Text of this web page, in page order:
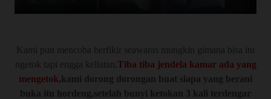
Kami pun mencoba berfikir seawaras mungkin gimana bisa itu
ngetok tapi engga keliatan, Tiba tiba jendela kamar ada yang
mengetok,kami dorong dorongan buat siapa yang berani
buka itu hordeng,setelah bunyi ketokan 3 kali terdengar